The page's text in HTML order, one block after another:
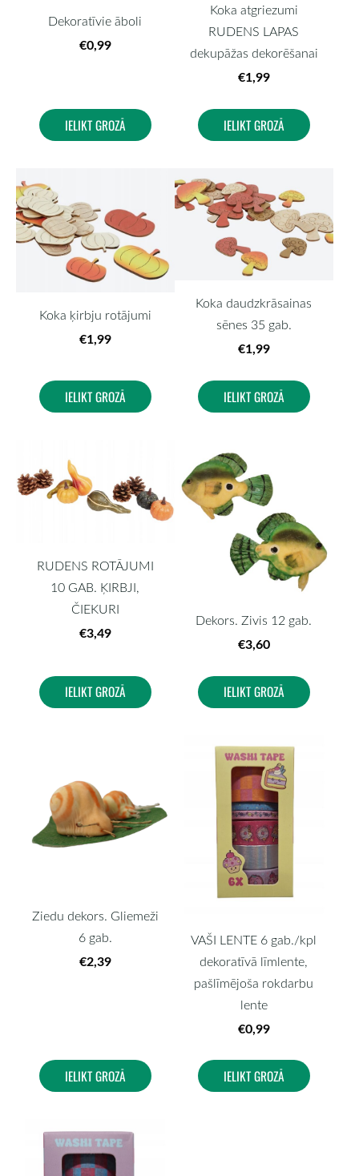
Dekoratīvie āboli
€0,99
IELIKT GROZĀ
Koka atgriezumi
RUDENS LAPAS
dekupāžas dekorēšanai
€1,99
IELIKT GROZĀ
Koka ķirbju rotājumi
€1,99
IELIKT GROZĀ
Koka daudzkrāsainas
sēnes 35 gab.
€1,99
IELIKT GROZĀ
RUDENS ROTĀJUMI
10 GAB. ĶIRBJI,
ČIEKURI
€3,49
IELIKT GROZĀ
Dekors. Zivis 12 gab.
€3,60
IELIKT GROZĀ
Ziedu dekors. Gliemeži
6 gab.
€2,39
IELIKT GROZĀ
VAŠI LENTE 6 gab./kpl
dekoratīvā līmlente,
pašlīmējoša rokdarbu
lente
€0,99
IELIKT GROZĀ